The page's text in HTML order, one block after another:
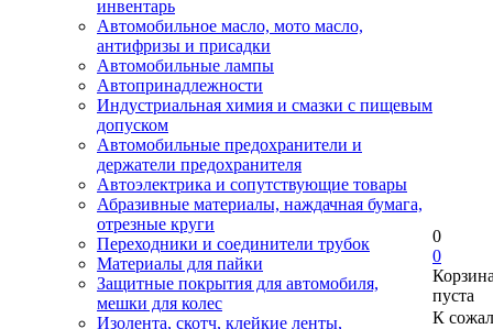
инвентарь
Автомобильное масло, мото масло,
антифризы и присадки
Автомобильные лампы
Автопринадлежности
Индустриальная химия и смазки с пищевым
допуском
Автомобильные предохранители и
держатели предохранителя
Автоэлектрика и сопутствующие товары
Абразивные материалы, наждачная бумага,
отрезные круги
Переходники и соединители трубок
Материалы для пайки
Защитные покрытия для автомобиля,
мешки для колес
Изолента, скотч, клейкие ленты,
0
0
пуста
К